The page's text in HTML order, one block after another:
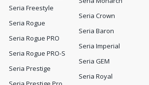
Seria Freestyle
Seria Rogue
Seria Rogue PRO
Seria Rogue PRO-S
Seria Prestige
Seria Crown
Seria Baron
Seria Imperial
Seria GEM
Seria Royal